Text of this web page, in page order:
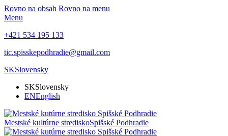
Rovno na obsah Rovno na menu
Menu
+421 534 195 133
tic.spisskepodhradie@gmail.com
SKSlovensky
SKSlovensky
ENEnglish
Mestské kultúrne strediskoSpišské Podhradie